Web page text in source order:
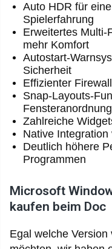
Auto HDR für
Spielerfahrung
Erweitertes Multi-
mehr Komfort
Autostart-
Sicherheit
Effizienter
Snap-Layouts-
Fensteranordnung
Zahlreiche
Native Integration
Deutlich höhere
Programmen
Microsoft
kaufen beim Doc
Egal welche